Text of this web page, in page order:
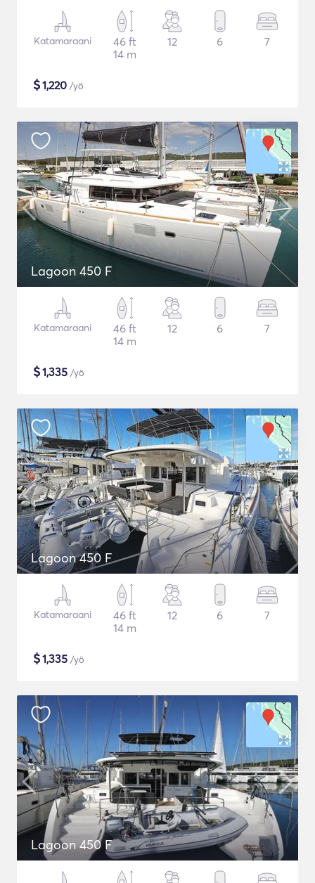
Katamaraani
46 ft
14 m
12 6 7
$1,220 /yö
Lagoon 450 F
Katamaraani
46 ft
14 m
12 6 7
$1,335 /yö
Lagoon 450 F
Katamaraani
46 ft
14 m
12 6 7
$1,335 /yö
Lagoon 450 F